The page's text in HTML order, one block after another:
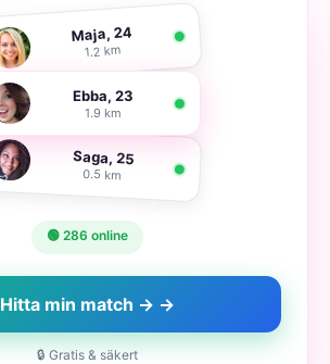
Maja, 24
1.2 km
Ebba, 23
1.9 km
Saga, 25
0.5 km
🟢 286 online
Hitta min match → →
🔒 Gratis & säkert